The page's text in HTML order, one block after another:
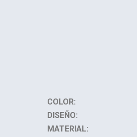
COLOR:
DISEÑO:
MATERIAL: